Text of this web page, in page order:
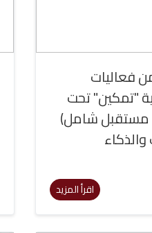
فعاليات
"تمكين" تحت
مستقبل شامل)
اقرأ المزيد